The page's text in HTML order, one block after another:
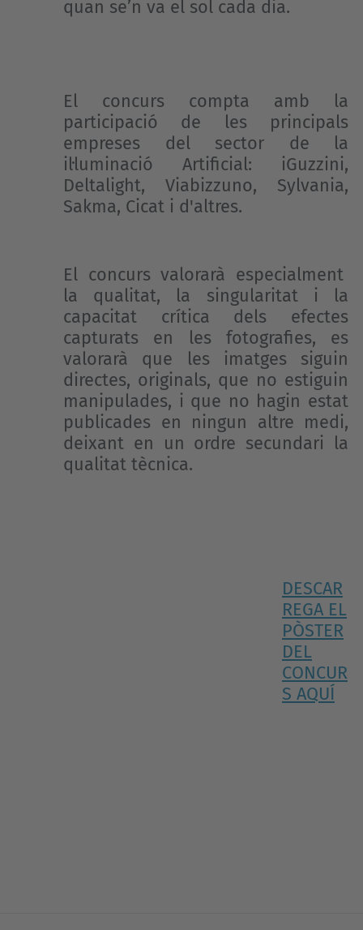
quan se’n va el sol cada dia.
El concurs compta amb la
participació de les principals
empreses del sector de la
il·luminació Artificial: iGuzzini,
Deltalight, Viabizzuno, Sylvania,
Sakma, Cicat i d'altres.
El concurs valorarà especialment
la qualitat, la singularitat i la
capacitat crítica dels efectes
capturats en les fotografies, es
valorarà que les imatges siguin
directes, originals, que no estiguin
manipulades, i que no hagin estat
publicades en ningun altre medi,
deixant en un ordre secundari la
qualitat tècnica.
DESCAR
REGA EL
PÒSTER
DEL
CONCUR
S AQUÍ